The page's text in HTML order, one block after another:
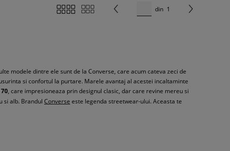
din 1
modele dintre ele sunt de la Converse, care acum cateva zeci de
si confortul la purtare. Marele avantaj al acestei incaltaminte
, care impresioneaza prin designul clasic, dar care revine mereu si
si alb. Brandul Converse este legenda streetwear-ului. Aceasta te